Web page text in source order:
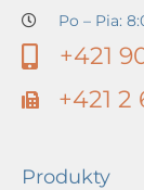
Po – Pia:
+421
+421 2
Produkty